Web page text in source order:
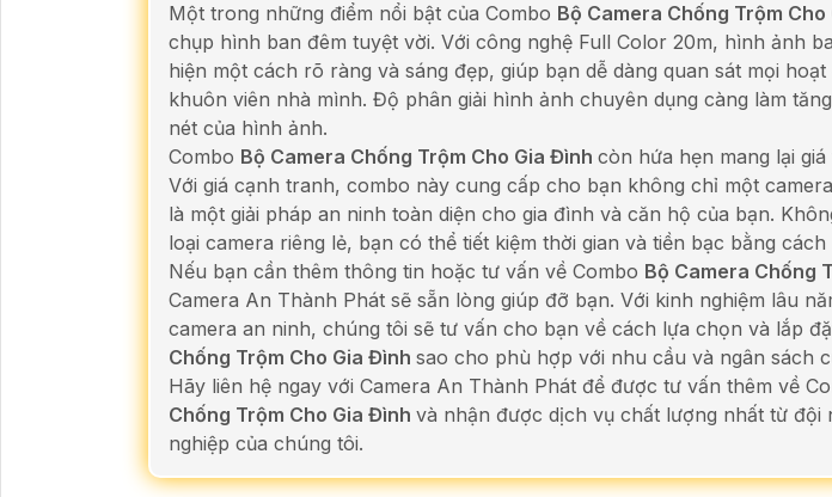
Một trong những điểm nổi bật của Combo Bộ Camera Chống Trộm Cho
chụp hình ban đêm tuyệt vời. Với công nghệ Full Color 20m, hình ảnh
hiện một cách rõ ràng và sáng đẹp, giúp bạn dễ dàng quan sát mọi
khuôn viên nhà mình. Độ phân giải hình ảnh chuyên dụng càng làm
nét của hình ảnh.
Combo Bộ Camera Chống Trộm Cho Gia Đình còn hứa hẹn mang lại
Với giá cạnh tranh, combo này cung cấp cho bạn không chỉ một
là một giải pháp an ninh toàn diện cho gia đình và căn hộ của bạn.
loại camera riêng lẻ, bạn có thể tiết kiệm thời gian và tiền bạc bằng
Nếu bạn cần thêm thông tin hoặc tư vấn về Combo Bộ Camera Chống
Camera An Thành Phát sẽ sẵn lòng giúp đỡ bạn. Với kinh nghiệm lâu
camera an ninh, chúng tôi sẽ tư vấn cho bạn về cách lựa chọn và lắp
Chống Trộm Cho Gia Đình sao cho phù hợp với nhu cầu và ngân sách
Hãy liên hệ ngay với Camera An Thành Phát để được tư vấn thêm về
Chống Trộm Cho Gia Đình và nhận được dịch vụ chất lượng nhất từ đội
nghiệp của chúng tôi.